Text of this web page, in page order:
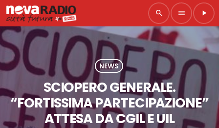
search menu play_arrow
NEWS
SCIOPERO GENERALE.
“FORTISSIMA PARTECIPAZIONE”
ATTESA DA CGIL E UIL